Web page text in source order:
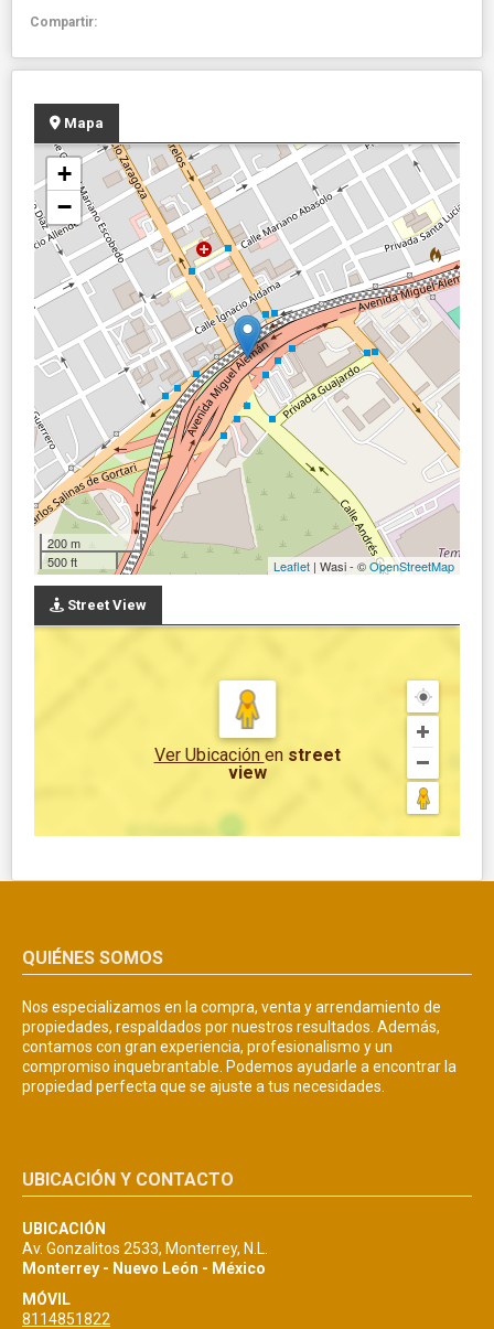
Compartir:
Mapa
+
−
200 m
500 ft
Leaflet | Wasi - ©OpenStreetMap
Street View
Ver Ubicación en street
view
QUIÉNES SOMOS
Nos especializamos en la compra, venta y arrendamiento de
propiedades, respaldados por nuestros resultados. Además,
contamos con gran experiencia, profesionalismo y un
compromiso inquebrantable. Podemos ayudarle a encontrar la
propiedad perfecta que se ajuste a tus necesidades.
UBICACIÓN Y CONTACTO
UBICACIÓN
Av. Gonzalitos 2533, Monterrey, N.L.
Monterrey - Nuevo León - México
MÓVIL
8114851822